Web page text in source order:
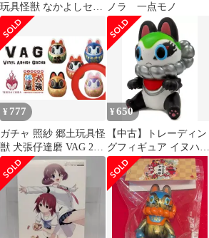
玩具怪獣 なかよしセッ
ト 照紗
ノラ 一点モノ
¥ 777
ガチャ 照紗 郷土玩具怪
獣 犬張仔達磨 VAG 27
イヌハリゴン ピンク
¥650
【中古】トレーディン
グフィギュア イヌハリ
ゴン(パンダカラー/黄
緑) 「VAG SERIES イ
ヌハリゴン 上野ランド
限定スペシャルカラ